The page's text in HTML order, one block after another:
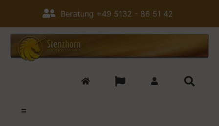
Beratung +49 5132 - 86 51 42